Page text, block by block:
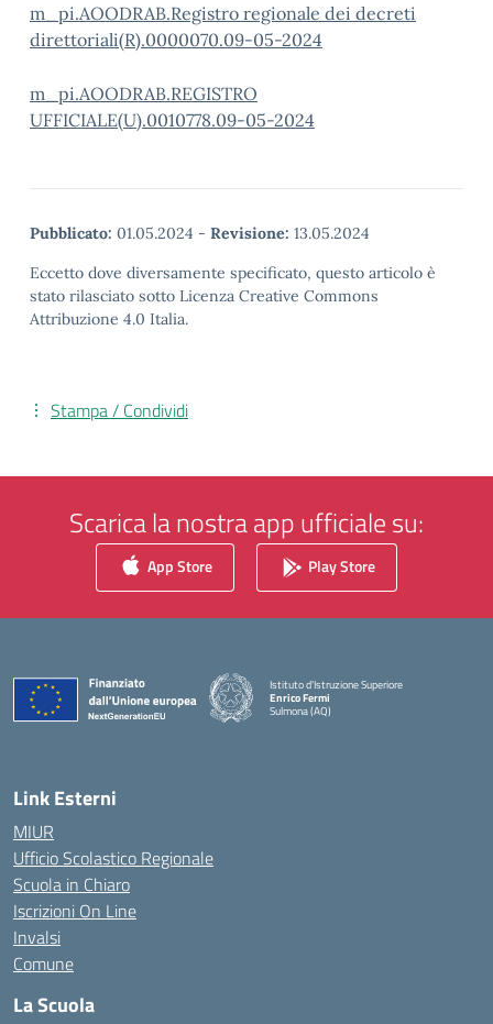
m_pi.AOODRAB.Registro regionale dei decreti
direttoriali(R).0000070.09-05-2024
m_pi.AOODRAB.REGISTRO
UFFICIALE(U).0010778.09-05-2024
Pubblicato: 01.05.2024 - Revisione: 13.05.2024
Eccetto dove diversamente specificato, questo articolo è
stato rilasciato sotto Licenza Creative Commons
Attribuzione 4.0 Italia.
Stampa / Condividi
Scarica la nostra app ufficiale su:
App Store Play Store
Istituto d'Istruzione Superiore
Enrico Fermi
Sulmona (AQ)
— Visita la pagina iniziale della scuola
Link Esterni
MIUR
Ufficio Scolastico Regionale
Scuola in Chiaro
Iscrizioni On Line
Invalsi
Comune
La Scuola